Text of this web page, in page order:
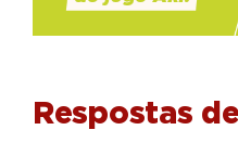
Respostas